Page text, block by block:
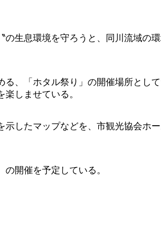
生息環境を守ろうと、同川流域の
、「ホタル祭り」の開催場所とし
しませている。
したマップなどを、市観光協会ホ
開催を予定している。